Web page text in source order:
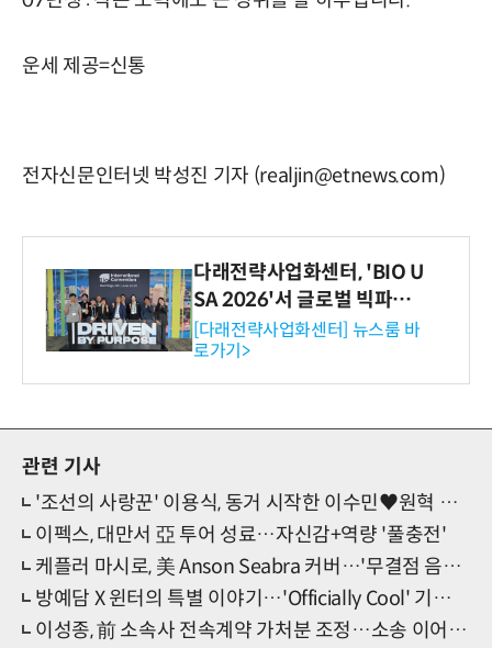
운세 제공=신통
전자신문인터넷 박성진 기자 (realjin@etnews.com)
다래전략사업화센터, 'BIO U
SA 2026'서 글로벌 빅파마
와의 비즈니스 미팅 지원…K
-바이오 해외 진출 교두보 확
보
[다래전략사업화센터] 뉴스룸 바
로가기>
관련 기사
'조선의 사랑꾼' 이용식, 동거 시작한 이수민♥원혁 스위트홈 습격
이펙스, 대만서 亞 투어 성료…자신감+역량 '풀충전'
케플러 마시로, 美 Anson Seabra 커버…'무결점 음색+비주얼'
방예담 X 윈터의 특별 이야기…'Officially Cool' 기대 포인트 '셋'
이성종, 前 소속사 전속계약 가처분 조정…소송 이어간다